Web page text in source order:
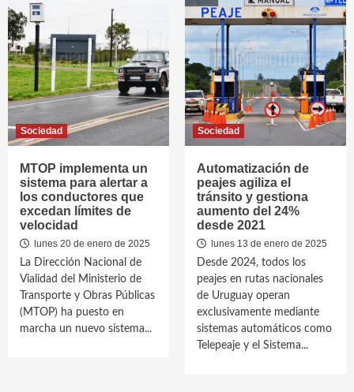
Sociedad
MTOP implementa un
sistema para alertar a
los conductores que
excedan límites de
velocidad
lunes 20 de enero de 2025
La Dirección Nacional de
Vialidad del Ministerio de
Transporte y Obras Públicas
(MTOP) ha puesto en
marcha un nuevo sistema...
Sociedad
Automatización de
peajes agiliza el
tránsito y gestiona
aumento del 24%
desde 2021
lunes 13 de enero de 2025
Desde 2024, todos los
peajes en rutas nacionales
de Uruguay operan
exclusivamente mediante
sistemas automáticos como
Telepeaje y el Sistema...